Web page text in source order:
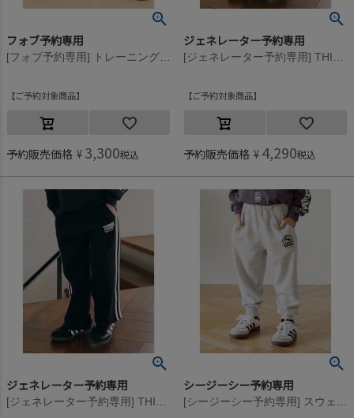
フォブ予約専用
ご予約対象商品
予約販売価格 ¥ 3,300税込
ジェネレーター予約専用
ご予約対象商品
予約販売価格 ¥ 4,290税込
ジェネレーター予約専用 シージーシー予約専用